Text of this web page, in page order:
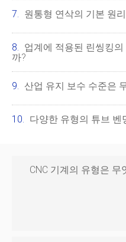
원통형 연삭의 기본 원
업계에 적용된 린씽킹
까?
산업 유지 보수 수준은
다양한 유형의 튜브 벤
CNC 기계의 유형은 무